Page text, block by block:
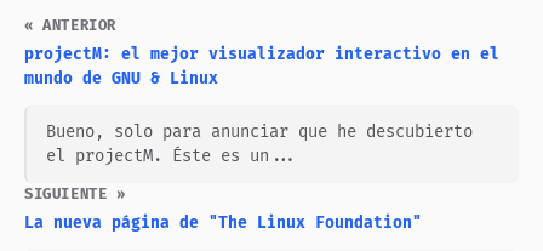
« ANTERIOR
projectM: el mejor visualizador interactivo en el
mundo de GNU & Linux
Bueno, solo para anunciar que he descubierto
el projectM. Éste es un...
SIGUIENTE »
La nueva página de "The Linux Foundation"